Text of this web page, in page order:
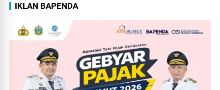
IKLAN BAPENDA